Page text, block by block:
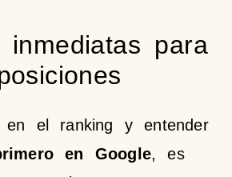
inmediatas para
en el ranking y entender
en Google, es